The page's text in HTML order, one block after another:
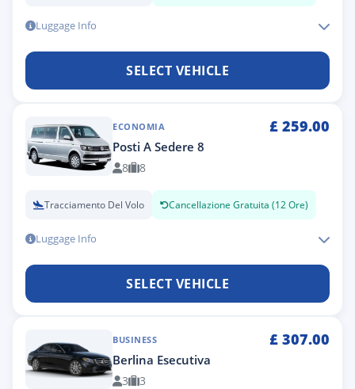
Luggage Info
SELECT VEHICLE
ECONOMIA £ 259.00
Posti A Sedere 8
8 8
Tracciamento Del Volo Cancellazione Gratuita (12 Ore)
Luggage Info
SELECT VEHICLE
BUSINESS £ 307.00
Berlina Esecutiva
3 3